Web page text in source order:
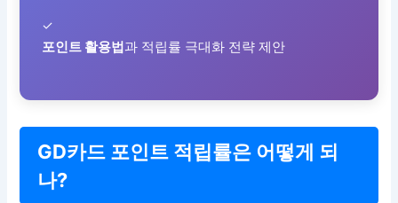
✓
포인트 활용법과 적립률 극대화 전략 제안
GD카드 포인트 적립률은 어떻게 되
나?